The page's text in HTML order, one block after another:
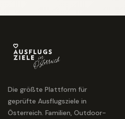
Die größte Plattform für
geprüfte Ausflugsziele in
Österreich. Familien, Outdoor-